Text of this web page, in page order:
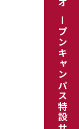
オープンキャンパス特設サイト